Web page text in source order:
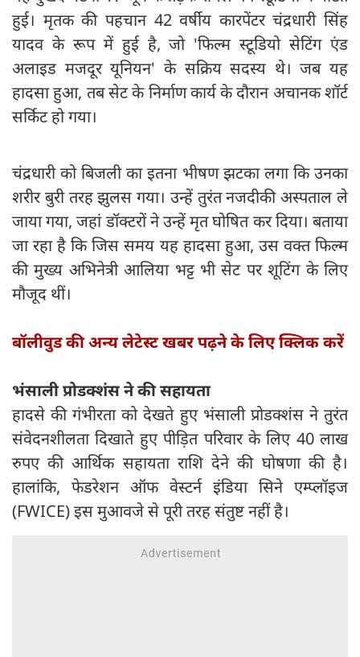
हुई। मृतक की पहचान 42 वर्षीय कारपेंटर चंद्रधारी सिंह
यादव के रूप में हुई है, जो 'फिल्म स्टूडियो सेटिंग एंड
अलाइड मजदूर यूनियन' के सक्रिय सदस्य थे। जब यह
हादसा हुआ, तब सेट के निर्माण कार्य के दौरान अचानक शॉर्ट
सर्किट हो गया।
चंद्रधारी को बिजली का इतना भीषण झटका लगा कि उनका
शरीर बुरी तरह झुलस गया। उन्हें तुरंत नजदीकी अस्पताल ले
जाया गया, जहां डॉक्टरों ने उन्हें मृत घोषित कर दिया। बताया
जा रहा है कि जिस समय यह हादसा हुआ, उस वक्त फिल्म
की मुख्य अभिनेत्री आलिया भट्ट भी सेट पर शूटिंग के लिए
मौजूद थीं।
बॉलीवुड की अन्य लेटेस्ट खबर पढ़ने के लिए क्लिक करें
भंसाली प्रोडक्शंस ने की सहायता
हादसे की गंभीरता को देखते हुए भंसाली प्रोडक्शंस ने तुरंत
संवेदनशीलता दिखाते हुए पीड़ित परिवार के लिए 40 लाख
रुपए की आर्थिक सहायता राशि देने की घोषणा की है।
हालांकि, फेडरेशन ऑफ वेस्टर्न इंडिया सिने एम्प्लॉइज
(FWICE) इस मुआवजे से पूरी तरह संतुष्ट नहीं है।